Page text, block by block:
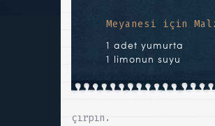
Meyanesi için
1 adet yumurta
1 limonun suyu
çırpın.